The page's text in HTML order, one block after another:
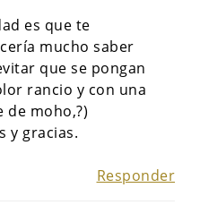
es que te
mucho saber
que se pongan
rancio y con una
de moho,?)
y gracias.
Responder